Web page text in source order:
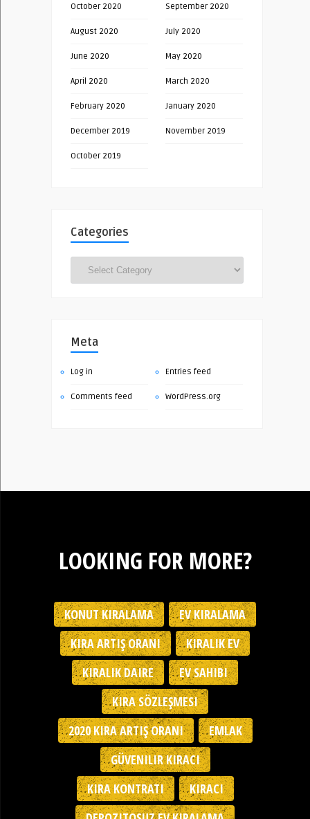
October 2020 September 2020
August 2020 July 2020
June 2020 May 2020
April 2020 March 2020
February 2020 January 2020
December 2019 November 2019
October 2019
Categories
Meta
Log in Entries feed
Comments feed WordPress.org
LOOKING FOR MORE?
KONUT KIRALAMA
EV KIRALAMA
KIRA ARTIŞ ORANI
KIRALIK EV
KIRALIK DAIRE
EV SAHIBI
KIRA SÖZLEŞMESI
2020 KIRA ARTIŞ ORANI
EMLAK
GÜVENILIR KIRACI
KIRA KONTRATI
KIRACI